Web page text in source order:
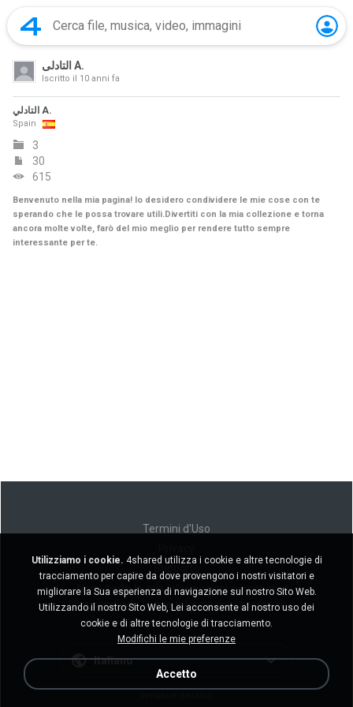
التادلي A.
Iscritto il 10 anni fa
التادلي A.
Spain
3
30
615
Benvenuto nella mia pagina! Io desidero condividere le mie cose con te
sperando che le possa trovare utili.Divertiti con la mia collezione e torna
ancora molte volte, farò del mio meglio per rendere tutto sempre
interessante per te.
Termini d'Uso
Non venda le mie informazioni personali
Non condivida le mie informazioni personali
Italiano
Utilizziamo i cookie. 4shared utilizza i cookie e altre tecnologie di
tracciamento per capire da dove provengono i nostri visitatori e
migliorare la Sua esperienza di navigazione sul nostro Sito Web.
Utilizzando il nostro Sito Web, Lei acconsente al nostro uso dei
cookie e di altre tecnologie di tracciamento.
Modifichi le mie preferenze
Accetto